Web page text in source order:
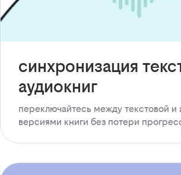
синхронизация
аудиокниг
переключайтесь между текстовой и
версиями книги без потери